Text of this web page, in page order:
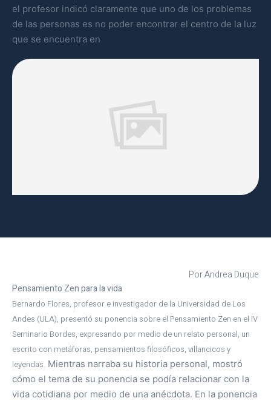
el profesor indicó claramente que uno de los problemas
de las personas es no poder encontrar el centro de la luz
que se encuentra en
Por Andrea Duque
Pensamiento Zen para la vida
Bernardo Flores, profesor e investigador de la Universidad de Los
Andes (ULA), presentó su ponencia sobre el Pensamiento Zen en el IV
Seminario Bordes, expresando por medio de un relato personal, un
escrito con metáforas, pensamientos filosóficos, villancicos y
leyendas. Mientras narraba su historia personal, mostró
cómo el tema de su ponencia se podía relacionar con la
vida cotidiana por medio de una anécdota. En la ponencia